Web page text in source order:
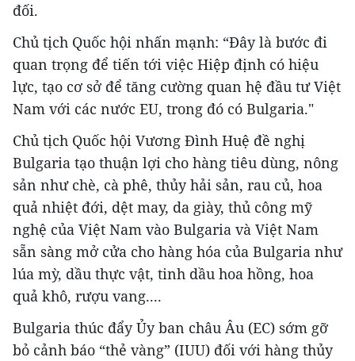
đối.
Chủ tịch Quốc hội nhấn mạnh: “Đây là bước đi
quan trọng để tiến tới việc Hiệp định có hiệu
lực, tạo cơ sở để tăng cường quan hệ đầu tư Việt
Nam với các nước EU, trong đó có Bulgaria."
Chủ tịch Quốc hội Vương Đình Huệ đề nghị
Bulgaria tạo thuận lợi cho hàng tiêu dùng, nông
sản như chè, cà phê, thủy hải sản, rau củ, hoa
quả nhiệt đới, dệt may, da giày, thủ công mỹ
nghệ của Việt Nam vào Bulgaria và Việt Nam
sẵn sàng mở cửa cho hàng hóa của Bulgaria như
lúa mỳ, dầu thực vật, tinh dầu hoa hồng, hoa
quả khô, rượu vang....
Bulgaria thúc đẩy Ủy ban châu Âu (EC) sớm gỡ
bỏ cảnh báo “thẻ vàng” (IUU) đối với hàng thủy